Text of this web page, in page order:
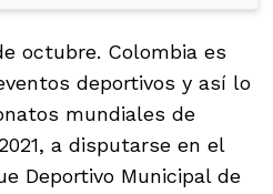
octubre. Colombia es
deportivos y así lo
mundiales de
a disputarse en el
Deportivo Municipal de